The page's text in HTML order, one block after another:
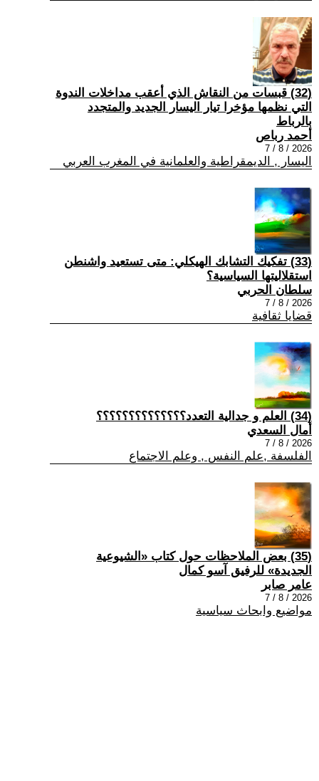
(32) قبسات من النقاش الذي أعقب مداخلات الندوة
التي نظمها مؤخرا تيار اليسار الجديد والمتجدد
بالرباط
أحمد رباص
2026 / 8 / 7
اليسار , الديمقراطية والعلمانية في المغرب العربي
(33) تفكيك التشابك الهيكلي: متى تستعيد واشنطن
استقلاليتها السياسية؟
سلطان الحربي
2026 / 8 / 7
قضايا ثقافية
(34) العلم و جدالية التعدد؟؟؟؟؟؟؟؟؟؟؟؟؟؟
أمال السعدي
2026 / 8 / 7
الفلسفة ,علم النفس , وعلم الاجتماع
(35) بعض الملاحظات حول كتاب «الشيوعية
الجديدة» للرفيق آسو كمال
عامر صابر
2026 / 8 / 7
مواضيع وابحاث سياسية